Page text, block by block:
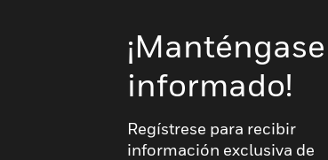
¡Manténgase
informado!
Regístrese para recibir
información exclusiva de